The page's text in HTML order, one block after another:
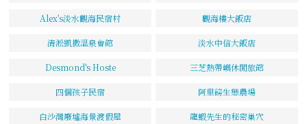
Alex's淡水觀海民宿村 觀海樓大飯店
清淞凱撒溫泉會館 淡水中信大飯店
Desmond's Hoste 三芝熱帶嶼休閒旅館
四個孩子民宿 阿里磅生態農場
白沙灣廢墟海景渡假屋 龍蝦先生的秘密巢穴